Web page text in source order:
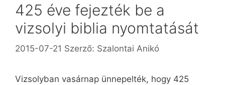
425 éve fejezték be a
vizsolyi biblia nyomtatását
2015-07-21 Szerző: Szalontai Anikó
Vizsolyban vasárnap ünnepelték, hogy 425